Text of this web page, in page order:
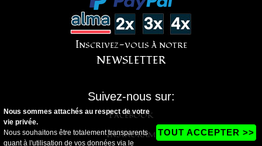
Inscrivez-vous à notre
NEWSLETTER
Suivez-nous sur:
Facebook
Instagram
Nous sommes attachés au respect de votre
vie privée.
Nous souhaitons être totalement transparents
quant à l'utilisation de vos données via le
TOUT ACCEPTER >>